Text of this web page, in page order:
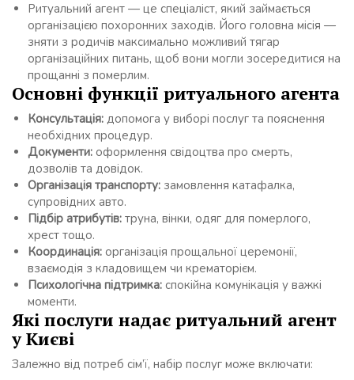
Ритуальний агент — це спеціаліст, який займається
організацією похоронних заходів. Його головна місія —
зняти з родичів максимально можливий тягар
організаційних питань, щоб вони могли зосередитися на
прощанні з померлим.
Основні функції ритуального агента
Консультація: допомога у виборі послуг та пояснення
необхідних процедур.
Документи: оформлення свідоцтва про смерть,
дозволів та довідок.
Організація транспорту: замовлення катафалка,
супровідних авто.
Підбір атрибутів: труна, вінки, одяг для померлого,
хрест тощо.
Координація: організація прощальної церемонії,
взаємодія з кладовищем чи крематорієм.
Психологічна підтримка: спокійна комунікація у важкі
моменти.
Які послуги надає ритуальний агент
у Києві
Залежно від потреб сім’ї, набір послуг може включати: